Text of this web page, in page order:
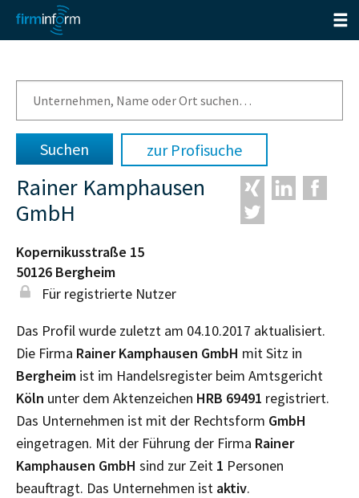
zur Profisuche
Rainer Kamphausen
GmbH
Kopernikusstraße 15
50126 Bergheim
Für registrierte Nutzer
Das Profil wurde zuletzt am 04.10.2017 aktualisiert.
Die Firma Rainer Kamphausen GmbH mit Sitz in
Bergheim ist im Handelsregister beim Amtsgericht
Köln unter dem Aktenzeichen HRB 69491 registriert.
Das Unternehmen ist mit der Rechtsform GmbH
eingetragen. Mit der Führung der Firma Rainer
Kamphausen GmbH sind zur Zeit 1 Personen
beauftragt. Das Unternehmen ist aktiv.